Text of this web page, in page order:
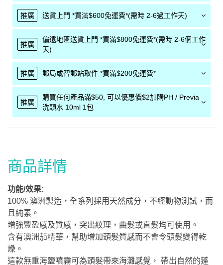
推廣 送貨上門 *買滿$600免運費*(需時 2-6過工作天)
推廣
偏遠地區送貨上門 *買滿$800免運費*(需時 2-6個工作
天)
推廣 郵局或智郵站取件 *買滿$200免運費*
推廣
購買任何產品滿$50, 可以優惠價$2加購PH / Previa
洗頭水 10ml 1包
商品詳情
功能/效果:
100% 澳洲製造，全系列採用天然成分，不經動物測試，而
且純素。
增強豐盈感及質感，突出紋理，曲髮或直髮均可使用。
含有澳洲茄精華，幫助增加頭髮質感而不會令頭髮變得乾
燥。
這款無重海鹽噴霧可為頭髮帶來海灘感覺， 帶出自然的蓬